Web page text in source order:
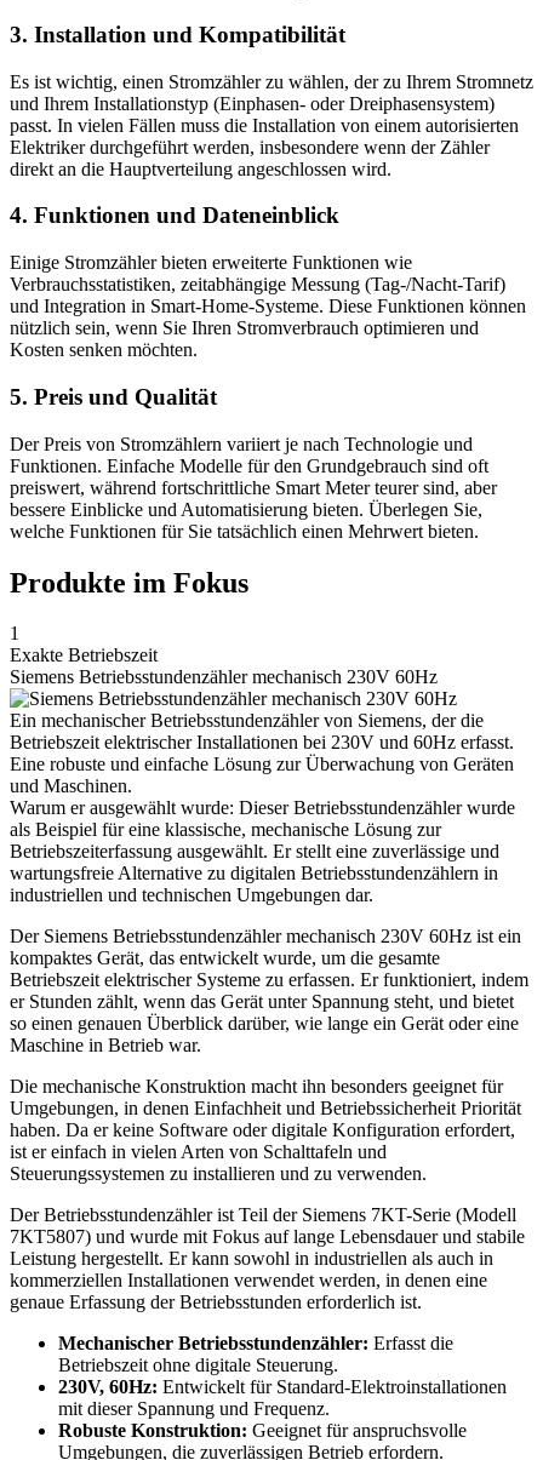
3. Installation und Kompatibilität
Es ist wichtig, einen Stromzähler zu wählen, der zu Ihrem Stromnetz
und Ihrem Installationstyp (Einphasen- oder Dreiphasensystem)
passt. In vielen Fällen muss die Installation von einem autorisierten
Elektriker durchgeführt werden, insbesondere wenn der Zähler
direkt an die Hauptverteilung angeschlossen wird.
4. Funktionen und Dateneinblick
Einige Stromzähler bieten erweiterte Funktionen wie
Verbrauchsstatistiken, zeitabhängige Messung (Tag-/Nacht-Tarif)
und Integration in Smart-Home-Systeme. Diese Funktionen können
nützlich sein, wenn Sie Ihren Stromverbrauch optimieren und
Kosten senken möchten.
5. Preis und Qualität
Der Preis von Stromzählern variiert je nach Technologie und
Funktionen. Einfache Modelle für den Grundgebrauch sind oft
preiswert, während fortschrittliche Smart Meter teurer sind, aber
bessere Einblicke und Automatisierung bieten. Überlegen Sie,
welche Funktionen für Sie tatsächlich einen Mehrwert bieten.
Produkte im Fokus
1
Exakte Betriebszeit
Siemens Betriebsstundenzähler mechanisch 230V 60Hz
Ein mechanischer Betriebsstundenzähler von Siemens, der die
Betriebszeit elektrischer Installationen bei 230V und 60Hz erfasst.
Eine robuste und einfache Lösung zur Überwachung von Geräten
und Maschinen.
Warum er ausgewählt wurde: Dieser Betriebsstundenzähler wurde
als Beispiel für eine klassische, mechanische Lösung zur
Betriebszeiterfassung ausgewählt. Er stellt eine zuverlässige und
wartungsfreie Alternative zu digitalen Betriebsstundenzählern in
industriellen und technischen Umgebungen dar.
Der Siemens Betriebsstundenzähler mechanisch 230V 60Hz ist ein
kompaktes Gerät, das entwickelt wurde, um die gesamte
Betriebszeit elektrischer Systeme zu erfassen. Er funktioniert, indem
er Stunden zählt, wenn das Gerät unter Spannung steht, und bietet
so einen genauen Überblick darüber, wie lange ein Gerät oder eine
Maschine in Betrieb war.
Die mechanische Konstruktion macht ihn besonders geeignet für
Umgebungen, in denen Einfachheit und Betriebssicherheit Priorität
haben. Da er keine Software oder digitale Konfiguration erfordert,
ist er einfach in vielen Arten von Schalttafeln und
Steuerungssystemen zu installieren und zu verwenden.
Der Betriebsstundenzähler ist Teil der Siemens 7KT-Serie (Modell
7KT5807) und wurde mit Fokus auf lange Lebensdauer und stabile
Leistung hergestellt. Er kann sowohl in industriellen als auch in
kommerziellen Installationen verwendet werden, in denen eine
genaue Erfassung der Betriebsstunden erforderlich ist.
Mechanischer Betriebsstundenzähler: Erfasst die
Betriebszeit ohne digitale Steuerung.
230V, 60Hz: Entwickelt für Standard-Elektroinstallationen
mit dieser Spannung und Frequenz.
Robuste Konstruktion: Geeignet für anspruchsvolle
Umgebungen, die zuverlässigen Betrieb erfordern.